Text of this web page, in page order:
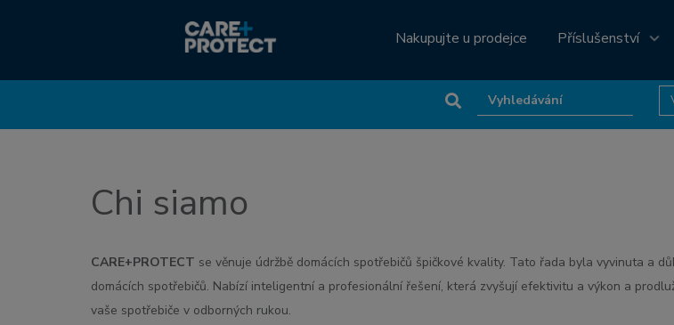
Nakupujte u prodejce Příslušenství
Chi siamo
CARE+PROTECT se věnuje údržbě domácích spotřebičů špičkové kvality. Tato řada byla vyvinuta a
domácích spotřebičů. Nabízí inteligentní a profesionální řešení, která zvyšují efektivitu a výkon a
vaše spotřebiče v odborných rukou.